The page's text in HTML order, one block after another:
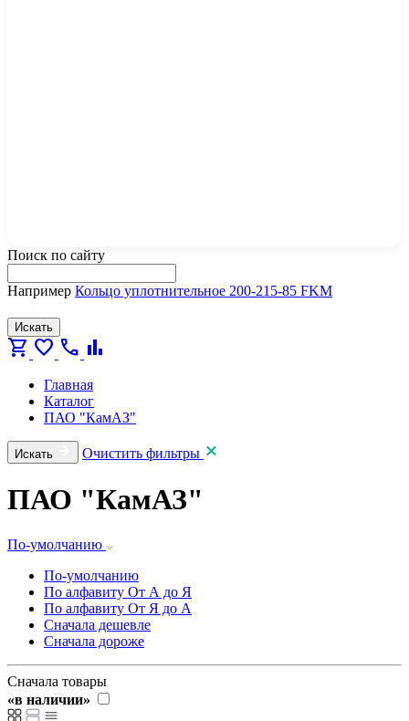
Поиск по сайту
Например Кольцо уплотнительное 200-215-85 FKM
Искать
shopping_cart favorite call bar_chart
Главная
Каталог
ПАО "КамАЗ"
Искать Очистить фильтры
ПАО "КамАЗ"
По-умолчанию
По-умолчанию
По алфавиту От А до Я
По алфавиту От Я до А
Сначала дешевле
Сначала дороже
Сначала товары
«в наличии»